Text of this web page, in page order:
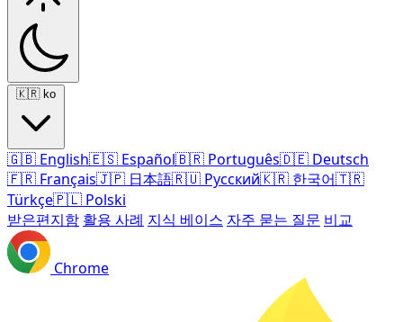
🇰🇷 ko
🇬🇧 English🇪🇸 Español🇧🇷 Português🇩🇪 Deutsch
🇫🇷 Français🇯🇵 日本語🇷🇺 Русский🇰🇷 한국어🇹🇷
Türkçe🇵🇱 Polski
받은편지함 활용 사례 지식 베이스 자주 묻는 질문 비교
Chrome